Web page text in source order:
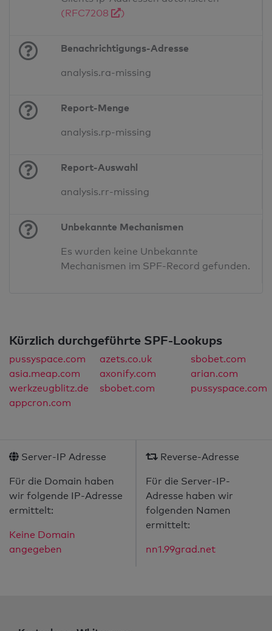
(RFC7208
)
Benachrichtigungs-Adresse
analysis.ra-missing
Report-Menge
analysis.rp-missing
Report-Auswahl
analysis.rr-missing
Unbekannte Mechanismen
Es wurden keine Unbekannte
Mechanismen im SPF-Record gefunden.
Kürzlich durchgeführte SPF-Lookups
pussyspace.com azets.co.uk
sbobet.com
asia.meap.com
axonify.com
arian.com
werkzeugblitz.de
sbobet.com
pussyspace.com
appcron.com
Server-IP Adresse
Für die Domain haben
wir folgende IP-Adresse
ermittelt:
Keine Domain
angegeben
Reverse-Adresse
Für die Server-IP-
Adresse haben wir
folgenden Namen
ermittelt:
nn1.99grad.net